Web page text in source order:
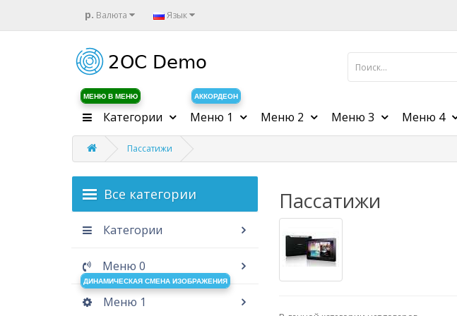
р. Валюта Язык
Пассатижи
Все категории
Категории
Меню 0
ДИНАМИЧЕСКАЯ СМЕНА ИЗОБРАЖЕНИЯ
Меню 1
Пассатижи
МЕНЮ В МЕНЮ
Категории
АККОРДЕОН
Меню 1 Меню 2 Меню 3 Меню 4